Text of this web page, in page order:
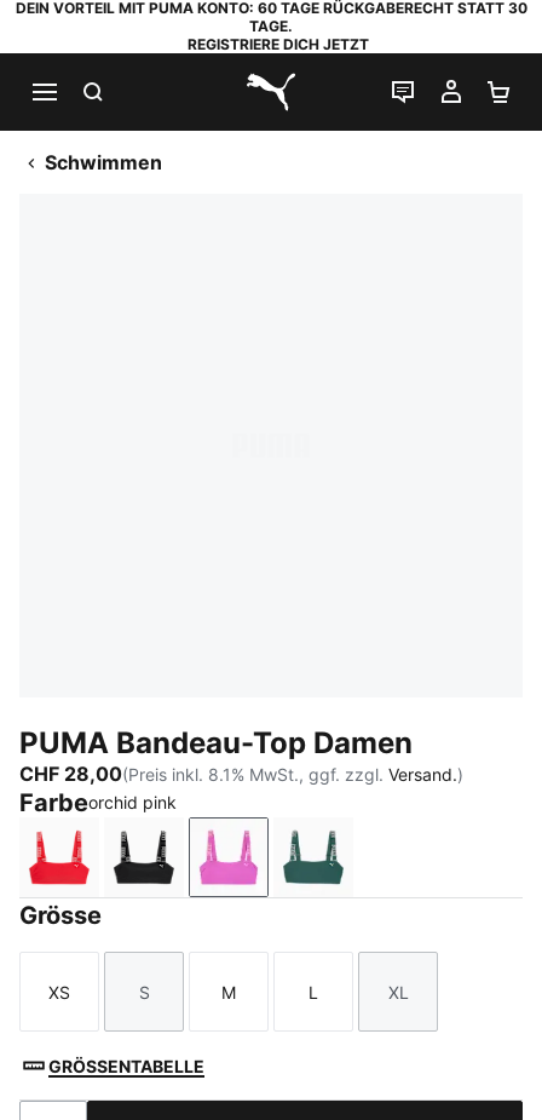
DEIN VORTEIL MIT PUMA KONTO: 60 TAGE RÜCKGABERECHT STATT 30
TAGE.
REGISTRIERE DICH JETZT
PUMA.com
LIVE-CHAT
MEIN
Schwimmen
PUMA Bandeau-Top Damen
CHF 28,00(Preis inkl. 8.1% MwSt., ggf. zzgl. Versand.)
Farbeorchid pink
red black orchid pinkpetrol green
Grösse
Größe
XS
Größe
S
Größe
M
Größe
L
Größe
XL
GRÖSSENTABELLE